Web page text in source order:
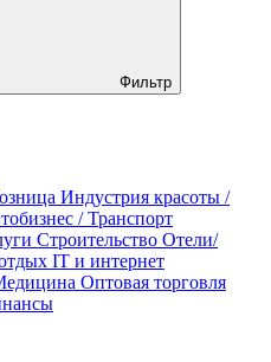
Фильтр
Индустрия красоты /
/ Транспорт
Строительство Отели/
IT и интернет
Оптовая торговля